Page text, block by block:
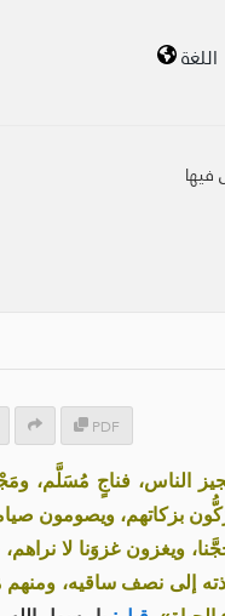
اللغة
PDF
الناس، فناجٍ مُسَلَّم،
بزكاتهم، ويصومون
ويغزون غزوَنا لا نراهم،
إلى نصف ساقيه، ومنهم